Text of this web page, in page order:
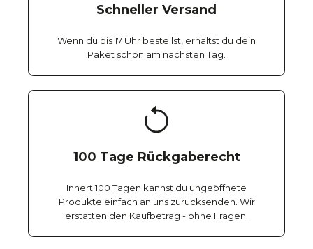
Schneller Versand
Wenn du bis 17 Uhr bestellst, erhältst du dein
Paket schon am nächsten Tag.
100 Tage Rückgaberecht
Innert 100 Tagen kannst du ungeöffnete
Produkte einfach an uns zurücksenden. Wir
erstatten den Kaufbetrag - ohne Fragen.